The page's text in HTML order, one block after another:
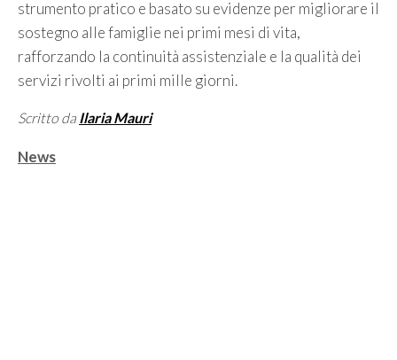
strumento pratico e basato su evidenze per migliorare il
sostegno alle famiglie nei primi mesi di vita,
rafforzando la continuità assistenziale e la qualità dei
servizi rivolti ai primi mille giorni.
Scritto da Ilaria Mauri
Categorie
News